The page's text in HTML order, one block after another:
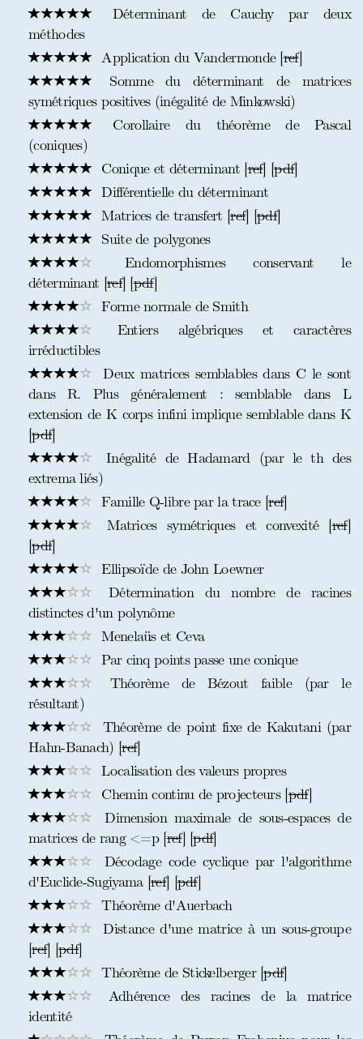
Déterminant de Cauchy par deux
méthodes
Application du Vandermonde [ref]
Somme du déterminant de matrices
symétriques positives (inégalité de Minkowski)
Corollaire du théorème de Pascal
(coniques)
Conique et déterminant [ref] [pdf]
Différentielle du déterminant
Matrices de transfert [ref] [pdf]
Suite de polygones
Endomorphismes conservant le
déterminant [ref] [pdf]
Forme normale de Smith
Entiers algébriques et caractères
irréductibles
Deux matrices semblables dans C le sont
dans R. Plus généralement : semblable dans L
extension de K corps infini implique semblable dans K
[pdf]
Inégalité de Hadamard (par le th des
extrema liés)
Famille Q-libre par la trace [ref]
Matrices symétriques et convexité [ref]
[pdf]
Ellipsoïde de John Loewner
Détermination du nombre de racines
distinctes d'un polynôme
Menelaüs et Ceva
Par cinq points passe une conique
Théorème de Bézout faible (par le
résultant)
Théorème de point fixe de Kakutani (par
Hahn-Banach) [ref]
Localisation des valeurs propres
Chemin continu de projecteurs [pdf]
Dimension maximale de sous-espaces de
matrices de rang <=p [ref] [pdf]
Décodage code cyclique par l'algorithme
d'Euclide-Sugiyama [ref] [pdf]
Théorème d'Auerbach
Distance d'une matrice à un sous-groupe
[ref] [pdf]
Théorème de Stickelberger [pdf]
Adhérence des racines de la matrice
identité